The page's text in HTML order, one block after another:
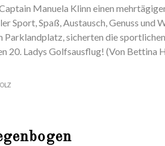
Manuela Klinn einen
Sport, Spaß, Austausch, Genuss und
Parklandplatz, sicherten die
20. Ladys Golfsausflug! (Von Bettina